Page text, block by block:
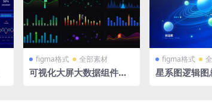
figma格式 全部素材
可视化大屏大数据组件库
figma格式
星系图逻辑图